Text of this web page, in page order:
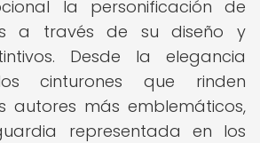
la personificación de
a través de su diseño y
Desde la elegancia
cinturones que rinden
autores más emblemáticos,
representada en los